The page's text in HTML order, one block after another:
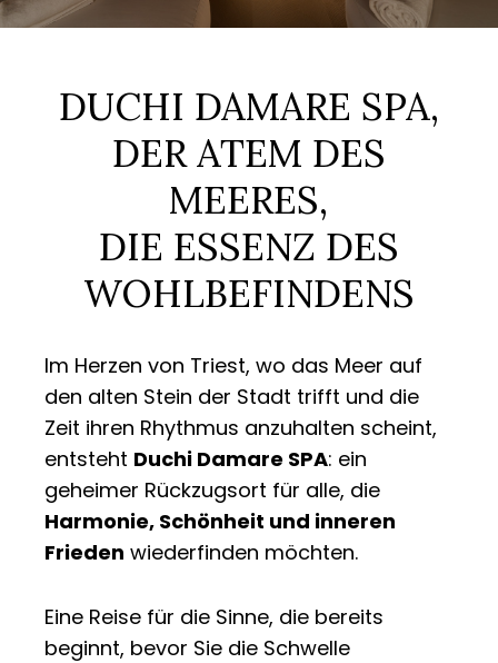
DUCHI DAMARE SPA,
DER ATEM DES
MEERES,
DIE ESSENZ DES
WOHLBEFINDENS
Im Herzen von Triest, wo das Meer auf
den alten Stein der Stadt trifft und die
Zeit ihren Rhythmus anzuhalten scheint,
entsteht Duchi Damare SPA: ein
geheimer Rückzugsort für alle, die
Harmonie, Schönheit und inneren
Frieden wiederfinden möchten.
Eine Reise für die Sinne, die bereits
beginnt, bevor Sie die Schwelle